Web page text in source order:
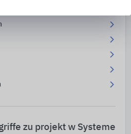
zu projekt w Systeme